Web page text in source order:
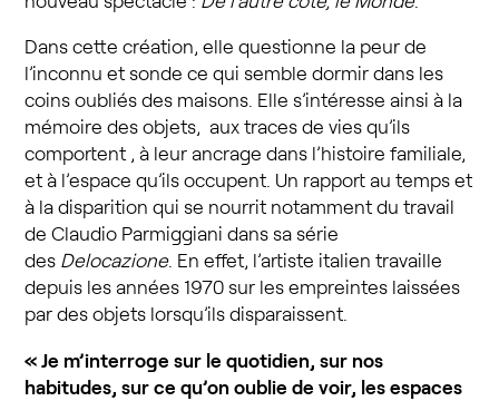
Dans cette création, elle questionne la peur de
l’inconnu et sonde ce qui semble dormir dans les
coins oubliés des maisons. Elle s’intéresse ainsi à la
mémoire des objets, aux traces de vies qu’ils
comportent , à leur ancrage dans l’histoire familiale,
et à l’espace qu’ils occupent. Un rapport au temps et
à la disparition qui se nourrit notamment du travail
de Claudio Parmiggiani dans sa série
des Delocazione. En effet, l’artiste italien travaille
depuis les années 1970 sur les empreintes laissées
par des objets lorsqu’ils disparaissent.
« Je m’interroge sur le quotidien, sur nos
habitudes, sur ce qu’on oublie de voir, les espaces